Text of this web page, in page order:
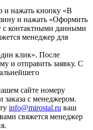
и нажать кнопку «В
и нажать «Оформить
с контактными данными
менеджер для
клик». После
и отправить заявку. С
сайте номеру
заказа с менеджером.
info@mirostal.ru ваш
свяжется менеджер